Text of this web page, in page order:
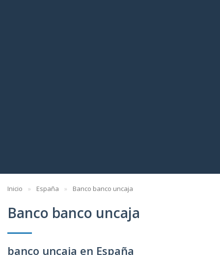
Inicio España Banco banco uncaja
Banco banco uncaja
banco uncaja en España